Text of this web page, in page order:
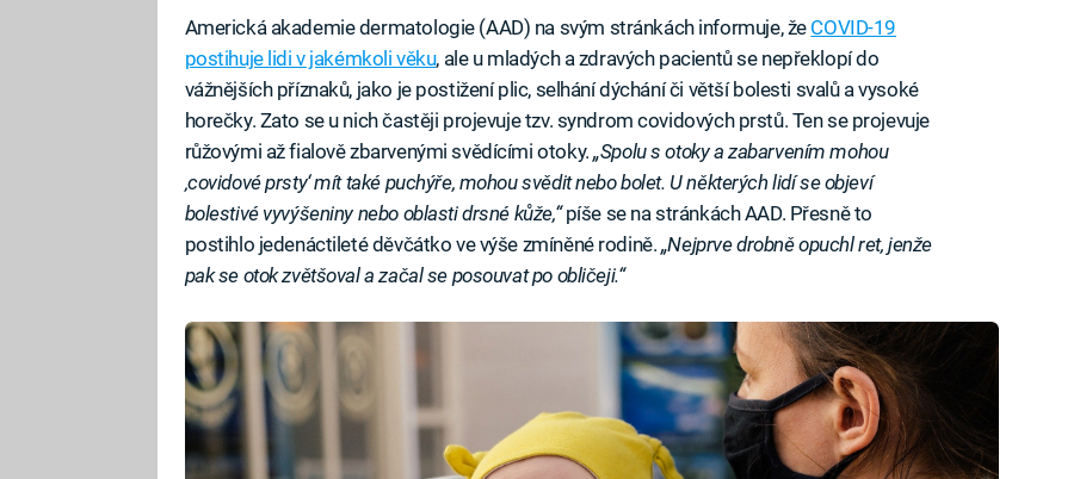
Americká akademie dermatologie (AAD) na svým stránkách informuje, že COVID-19
postihuje lidi v jakémkoli věku, ale u mladých a zdravých pacientů se nepřeklopí do
vážnějších příznaků, jako je postižení plic, selhání dýchání či větší bolesti svalů a vysoké
horečky. Zato se u nich častěji projevuje tzv. syndrom covidových prstů. Ten se projevuje
růžovými až fialově zbarvenými svědícími otoky.„Spolu s otoky a zabarvením mohou
‚covidové prsty‘ mít také puchýře, mohou svědit nebo bolet. U některých lidí se objeví
bolestivé vyvýšeniny nebo oblasti drsné kůže,“píše se na stránkách AAD. Přesně to
postihlo jedenáctileté děvčátko ve výše zmíněné rodině. „Nejprve drobně opuchl ret, jenže
pak se otok zvětšoval a začal se posouvat po obličeji.“